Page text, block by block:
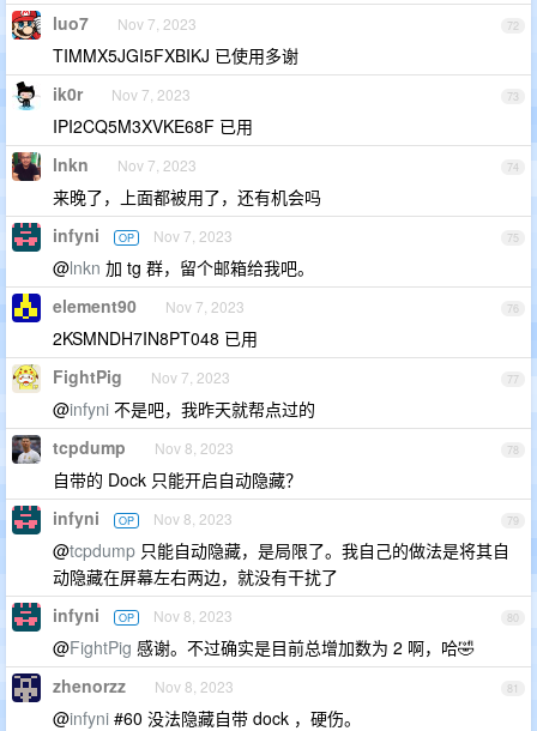
72
luo7 Nov 7, 2023
TIMMX5JGI5FXBIKJ 已使用多谢
73
ik0r Nov 7, 2023
IPI2CQ5M3XVKE68F 已用
74
lnkn Nov 7, 2023
来晚了，上面都被用了，还有机会吗
75
infyni OP Nov 7, 2023
@lnkn 加 tg 群，留个邮箱给我吧。
76
element90 Nov 7, 2023
2KSMNDH7IN8PT048 已用
77
FightPig Nov 7, 2023
@infyni 不是吧，我昨天就帮点过的
78
tcpdump Nov 8, 2023
自带的 Dock 只能开启自动隐藏？
79
infyni OP Nov 8, 2023
@tcpdump 只能自动隐藏，是局限了。我自己的做法是将其自
动隐藏在屏幕左右两边，就没有干扰了
80
infyni OP Nov 8, 2023
@FightPig 感谢。不过确实是目前总增加数为 2 啊，哈🤣
81
zhenorzz Nov 8, 2023
@infyni #60 没法隐藏自带 dock ，硬伤。